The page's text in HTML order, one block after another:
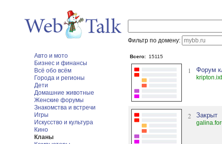
Фильтр по домену:
Авто и мото
Бизнес и финансы
Всё обо всём
Города и регионы
Дети
Домашние животные
Женские форумы
Знакомства и встречи
Игры
Искусство и культура
Кино
Кланы
Всего: 15115
1 Форум
2 Закрыт